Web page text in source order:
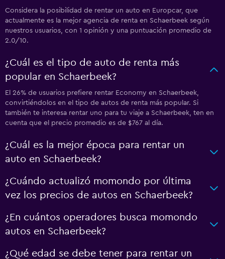
Considera la posibilidad de rentar un auto en Europcar, que
actualmente es la mejor agencia de renta en Schaerbeek según
nuestros usuarios, con 1 opinión y una puntuación promedio de
2.0/10.
¿Cuál es el tipo de auto de renta más
popular en Schaerbeek?
El 26% de usuarios prefiere rentar Economy en Schaerbeek,
convirtiéndolos en el tipo de autos de renta más popular. Si
también te interesa rentar uno para tu viaje a Schaerbeek, ten en
cuenta que el precio promedio es de $767 al día.
¿Cuál es la mejor época para rentar un
auto en Schaerbeek?
¿Cuándo actualizó momondo por última
vez los precios de autos en Schaerbeek?
¿En cuántos operadores busca momondo
autos en Schaerbeek?
¿Qué edad se debe tener para rentar un